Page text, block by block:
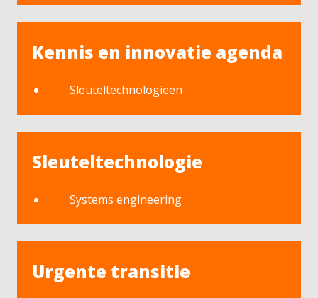
Kennis en innovatie agenda
Sleuteltechnologieën
Sleuteltechnologie
Systems engineering
Urgente transitie